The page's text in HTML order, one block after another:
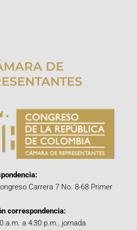
DE
Carrera 7 No. 8-68 Primer
correspondencia:
a.m. a 4:30 p.m., jornada